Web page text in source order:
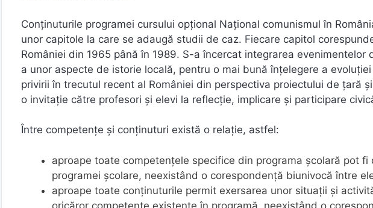
Conţinuturile programei cursului opţional Naţional comunismul în
unor capitole la care se adaugă studii de caz. Fiecare capitol
României din 1965 până în 1989. S-a încercat integrarea evenimentelor
a unor aspecte de istorie locală, pentru o mai bună înţelegere a
privirii în trecutul recent al României din perspectiva proiectului de ţară
o invitaţie către profesori şi elevi la reflecţie, implicare şi participare
Între competenţe şi conţinuturi există o relaţie, astfel:
aproape toate competenţele specifice din programa şcolară pot
programei şcolare, neexistând o corespondenţă biunivocă între
aproape toate conţinuturile permit exersarea unor situaţii şi
oricăror competenţe existente în programă, neexistând o